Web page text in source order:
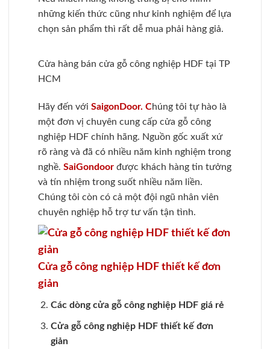
những kiến thức cũng như kinh nghiệm để lựa
chọn sản phẩm thì rất dễ mua phải hàng giả.
Cửa hàng bán cửa gỗ công nghiệp HDF tại TP
HCM
Hãy đến với SaigonDoor. Chúng tôi tự hào là
một đơn vị chuyên cung cấp cửa gỗ công
nghiệp HDF chính hãng. Nguồn gốc xuất xứ
rõ ràng và đã có nhiều năm kinh nghiệm trong
nghề. SaiGondoor được khách hàng tin tưởng
và tín nhiệm trong suốt nhiều năm liền.
Chúng tôi còn có cả một đội ngũ nhân viên
chuyên nghiệp hỗ trợ tư vấn tận tình.
Cửa gỗ công nghiệp HDF thiết kế đơn
giản
Các dòng cửa gỗ công nghiệp HDF giá rẻ
Cửa gỗ công nghiệp HDF thiết kế đơn
giản